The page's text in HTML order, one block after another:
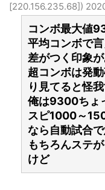
[220.156.235.68])
コンボ最大値
平均コンボで
差がつく印象
超コンボは発
り見てると怪
俺は9300ちょ
スピ1000～
なら自動試合
もちろんステ
けど